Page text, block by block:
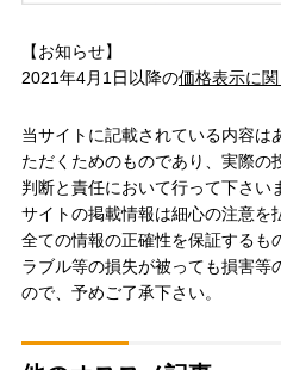
【お知らせ】
2021年4月1日以降の価格表示に
当サイトに記載されている内容は
ただくためのものであり、実際の
判断と責任において行って下さい
サイトの掲載情報は細心の注意を
全ての情報の正確性を保証するも
ラブル等の損失が被っても損害等
ので、予めご了承下さい。